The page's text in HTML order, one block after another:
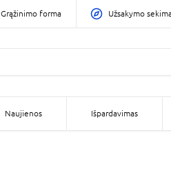
Grąžinimo forma Užsakymo
Naujienos Išpardavimas